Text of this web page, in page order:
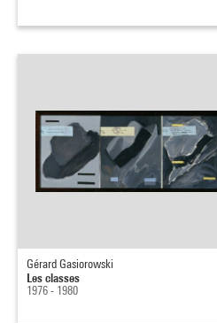
Gérard Gasiorowski
Les classes
1976 - 1980